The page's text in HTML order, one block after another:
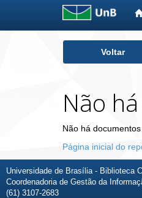
Voltar
Não
Não há
Página inicial do
Universidade de Brasília - Biblioteca
Coordenadoria de Gestão da
(61) 3107-2683